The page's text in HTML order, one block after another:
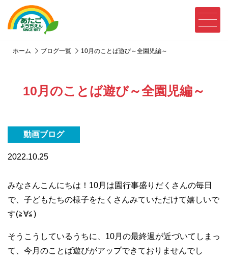
ホーム ブログ一覧 10月のことば遊び～全園児編～
10月のことば遊び～全園児編～
動画ブログ
2022.10.25
みなさんこんにちは！10月は園行事盛りだくさんの毎日
で、子どもたちの様子をたくさんみていただけて嬉しいで
す(≧∀≦)
そうこうしているうちに、10月の最終週が近づいてしまっ
て、今月のことば遊びがアップできておりませんでし